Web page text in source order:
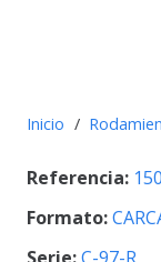
Inicio /
Referencia:
Formato: